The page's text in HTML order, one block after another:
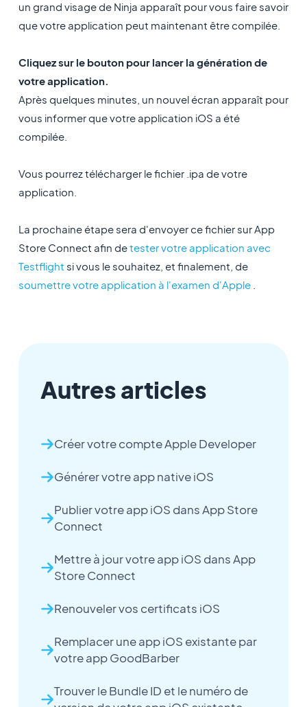
un grand visage de Ninja apparaît pour vous faire savoir
que votre application peut maintenant être compilée.
Cliquez sur le bouton pour lancer la génération de
votre application.
Après quelques minutes, un nouvel écran apparaît pour
vous informer que votre application iOS a été
compilée.
Vous pourrez télécharger le fichier .ipa de votre
application.
La prochaine étape sera d'envoyer ce fichier sur App
Store Connect afin detester votre application avec
Testflight si vous le souhaitez, et finalement, de
soumettre votre application à l'examen d'Apple.
Autres articles
Créer votre compte Apple Developer
Générer votre app native iOS
Publier votre app iOS dans App Store
Connect
Mettre à jour votre app iOS dans App
Store Connect
Renouveler vos certificats iOS
Remplacer une app iOS existante par
votre app GoodBarber
Trouver le Bundle ID et le numéro de